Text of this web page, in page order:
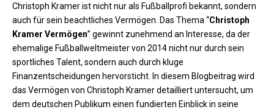
Christoph Kramer ist nicht nur als Fußballprofi bekannt, sondern
auch für sein beachtliches Vermögen. Das Thema “Christoph
Kramer Vermögen” gewinnt zunehmend an Interesse, da der
ehemalige Fußballweltmeister von 2014 nicht nur durch sein
sportliches Talent, sondern auch durch kluge
Finanzentscheidungen hervorsticht. In diesem Blogbeitrag wird
das Vermögen von Christoph Kramer detailliert untersucht, um
dem deutschen Publikum einen fundierten Einblick in seine